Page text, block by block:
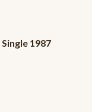
1987